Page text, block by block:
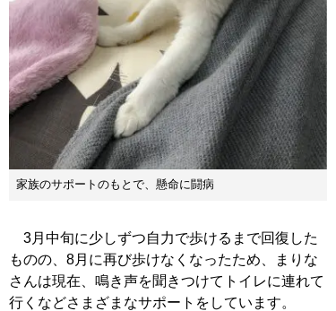
家族のサポートのもとで、懸命に闘病
3月中旬に少しずつ自力で歩けるまで回復した
ものの、8月に再び歩けなくなったため、まりな
さんは現在、鳴き声を聞きつけてトイレに連れて
行くなどさまざまなサポートをしています。